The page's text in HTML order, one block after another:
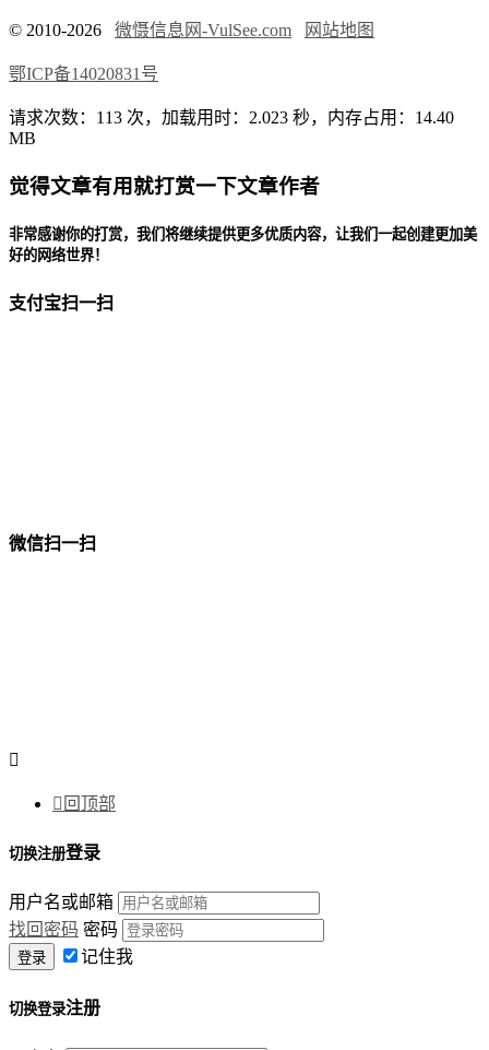
© 2010-2026 微慑信息网-VulSee.com 网站地图
鄂ICP备14020831号
请求次数：113 次，加载用时：2.023 秒，内存占用：14.40
MB
觉得文章有用就打赏一下文章作者
非常感谢你的打赏，我们将继续提供更多优质内容，让我们一起创建更加美
好的网络世界！
支付宝扫一扫
微信扫一扫

 回顶部
切换注册登录
用户名或邮箱
找回密码 密码
记住我
切换登录注册